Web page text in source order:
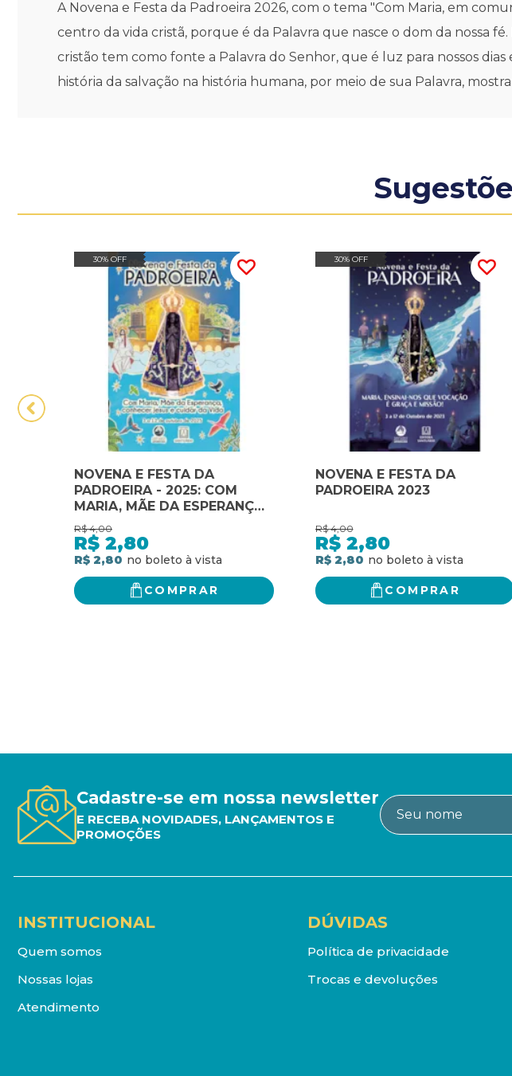
A Novena e Festa da Padroeira 2026, com o tema "Com Maria, em
centro da vida cristã, porque é da Palavra que nasce o dom da nossa
cristão tem como fonte a Palavra do Senhor, que é luz para nossos
história da salvação na história humana, por meio de sua Palavra,
30% OFF
NOVENA E FESTA DA
PADROEIRA - 2025: COM
MARIA, MÃE DA ESPERANÇA,
CONHECER JESUS E CUIDAR
DA VIDA
R$ 4,00
R$ 2,80
R$ 2,80
COMPRAR
30% OFF
NOVENA E FESTA DA
PADROEIRA 2023
R$ 4,00
R$ 2,80
R$ 2,80
COMPRAR
Cadastre-se em nossa newsletter
E RECEBA NOVIDADES, LANÇAMENTOS E
PROMOÇÕES
INSTITUCIONAL
Quem somos
Nossas lojas
Atendimento
DÚVIDAS
Política de privacidade
Trocas e devoluções